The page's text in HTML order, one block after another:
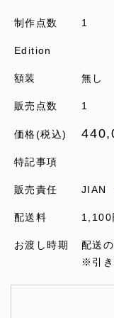
制作点数 1
Edition
額装 無し
販売点数 1
価格(税込)
特記事項
販売責任 JIAN
配送料 1,100
お渡し時期
配送
※引き